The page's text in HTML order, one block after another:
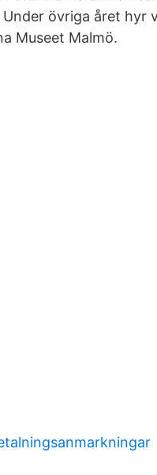
övriga året
Museet Malmö.